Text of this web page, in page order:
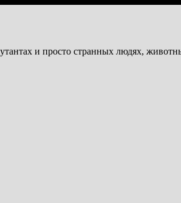
и просто странных людях,